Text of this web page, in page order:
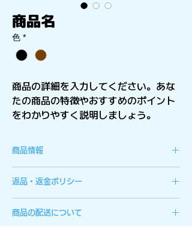
商品名
色 *
商品の詳細を入力してください。あな
たの商品の特徴やおすすめのポイント
をわかりやすく説明しましょう。
商品情報
商品の詳細を入力してください。サイ
ズ、素材、取扱説明に加え、商品の特
徴やおすすめのポイントなどを説明し
ましょう。
返品・返金ポリシー
返品・返金規約を入力してください。
商品にご満足いただけなかった場合の
商品の配送について